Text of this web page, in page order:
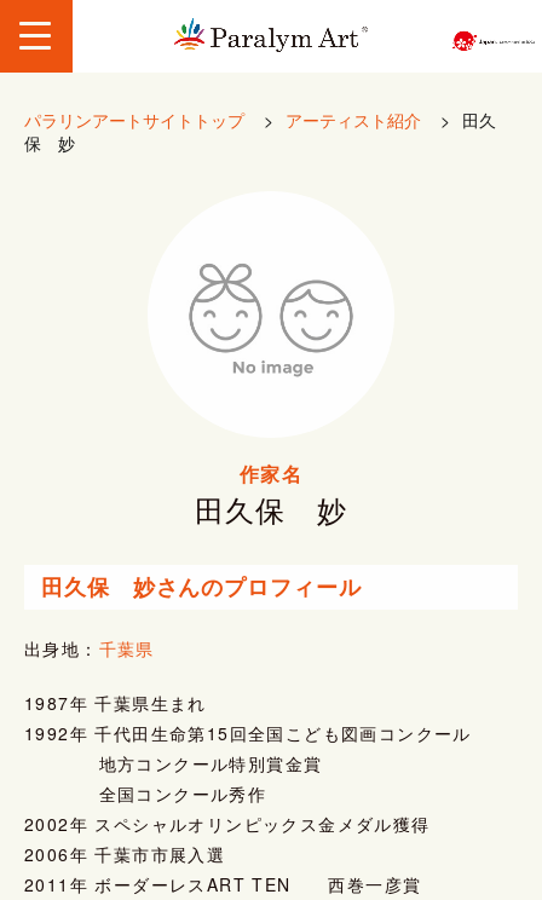
パラリンアートサイトトップ > アーティスト紹介 > 田久
保 妙
作家名
田久保 妙
田久保 妙さんのプロフィール
出身地： 千葉県
1987年 千葉県生まれ
1992年 千代田生命第15回全国こども図画コンクール
地方コンクール特別賞金賞
全国コンクール秀作
2002年 スペシャルオリンピックス金メダル獲得
2006年 千葉市市展入選
2011年 ボーダーレスART TEN 西巻一彦賞